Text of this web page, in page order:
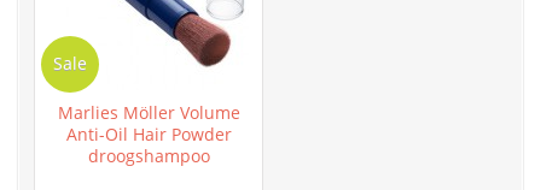
Sale
Marlies Möller Volume
Anti-Oil Hair Powder
droogshampoo